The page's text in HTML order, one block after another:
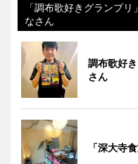
「調布歌好きグランプ
なさん
調布歌好
さん
「深大寺